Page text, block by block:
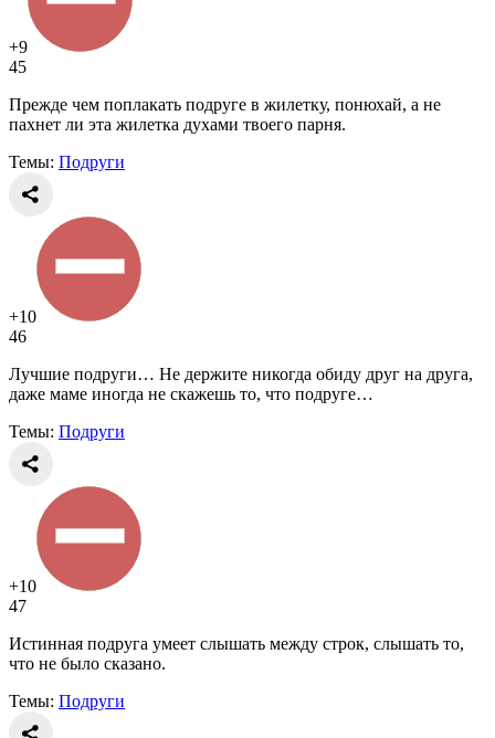
+9
45
Прежде чем поплакать подруге в жилетку, понюхай, а не
пахнет ли эта жилетка духами твоего парня.
Темы: Подруги
+10
46
Лучшие подруги… Не держите никогда обиду друг на друга,
даже маме иногда не скажешь то, что подруге…
Темы: Подруги
+10
47
Истинная подруга умеет слышать между строк, слышать то,
что не было сказано.
Темы: Подруги